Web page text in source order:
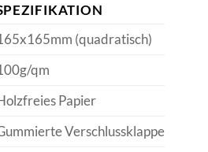
(quadratisch)
qm
Papier
Verschlussklappe